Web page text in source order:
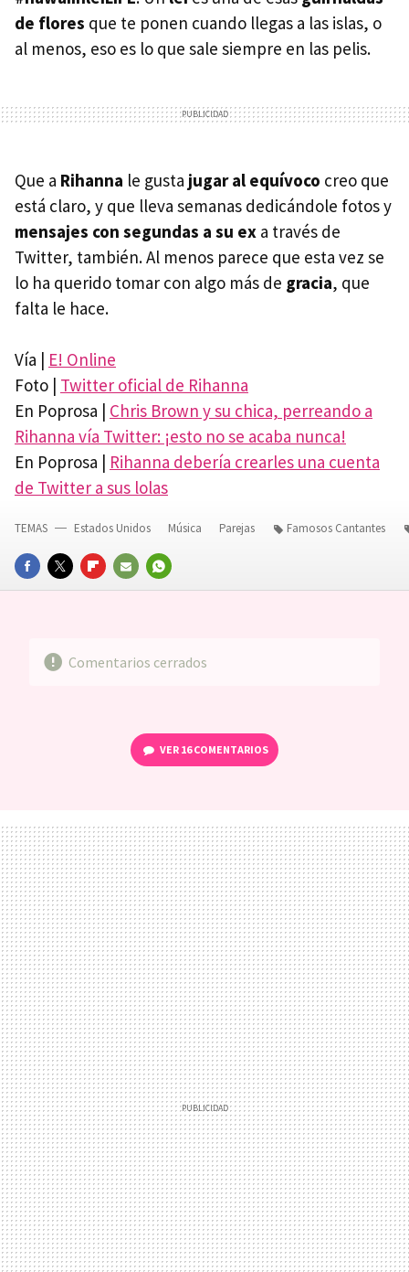
de flores que te ponen cuando llegas a las islas, o
al menos, eso es lo que sale siempre en las pelis.
Que a Rihanna le gusta jugar al equívoco creo que
está claro, y que lleva semanas dedicándole fotos y
mensajes con segundas a su ex a través de
Twitter, también. Al menos parece que esta vez se
lo ha querido tomar con algo más de gracia, que
falta le hace.
Vía | E! Online
Foto | Twitter oficial de Rihanna
En Poprosa | Chris Brown y su chica, perreando a
Rihanna vía Twitter: ¡esto no se acaba nunca!
En Poprosa | Rihanna debería crearles una cuenta
de Twitter a sus lolas
FACEBOOKTWITTERFLIPBOARD
E-
WHATSAPP
TEMAS Estados Unidos Música Parejas Famosos Cantantes
Comentarios cerrados
VER 16 COMENTARIOS